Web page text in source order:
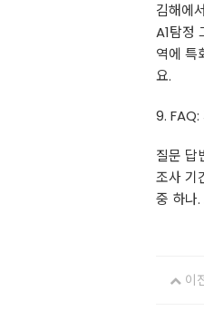
김해에
A1탐정
역에 특
요.
9. FAQ:
질문 답
조사 기
중 하나
이